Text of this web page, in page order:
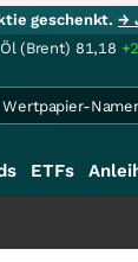
geschenkt.→
Öl (Brent) 81,18
ETFs